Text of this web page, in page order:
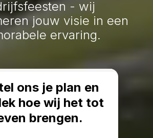
- wij
jouw visie in een
ervaring.